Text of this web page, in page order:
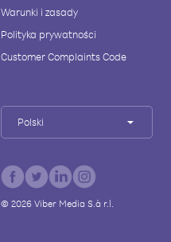
Warunki i zasady
Polityka prywatności
Customer Complaints Code
Polski
© 2026Viber Media S.à r.l.